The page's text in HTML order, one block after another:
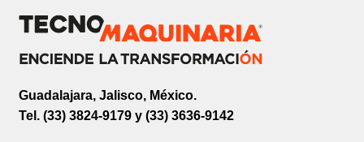
Guadalajara, Jalisco, México.
Tel. (33) 3824-9179 y (33) 3636-9142